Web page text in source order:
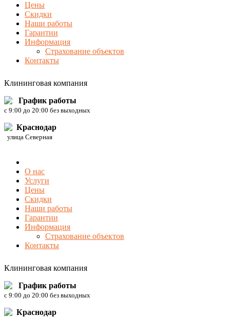
Цены
Скидки
Наши работы
Гарантии
Информация
Страхование объектов
Контакты
Клининговая компания
График работы
c 9:00 до 20:00 без выходных
Краснодар
улица Северная
О нас
Услуги
Цены
Скидки
Наши работы
Гарантии
Информация
Страхование объектов
Контакты
Клининговая компания
График работы
c 9:00 до 20:00 без выходных
Краснодар